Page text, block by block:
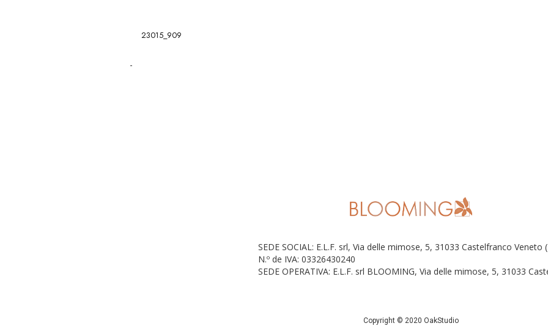
23015_909
-
SEDE SOCIAL: E.L.F. srl, Via delle mimose, 5, 31033 Castelfranco Veneto
N.º de IVA: 03326430240
SEDE OPERATIVA: E.L.F. srl BLOOMING, Via delle mimose, 5, 31033
Copyright © 2020 OakStudio